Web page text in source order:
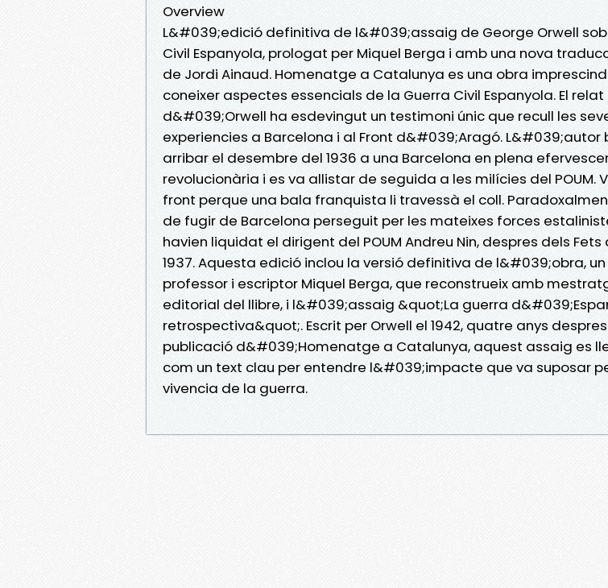
Overview
L&#039;edició definitiva de l&#039;assaig de George Orwell
Civil Espanyola, prologat per Miquel Berga i amb una nova
de Jordi Ainaud. Homenatge a Catalunya es una obra
coneixer aspectes essencials de la Guerra Civil Espanyola. El relat
d&#039;Orwell ha esdevingut un testimoni únic que recull les
experiencies a Barcelona i al Front d&#039;Aragó. L&#039;autor
arribar el desembre del 1936 a una Barcelona en plena
revolucionària i es va allistar de seguida a les milícies del POUM.
front perque una bala franquista li travessà el coll.
de fugir de Barcelona perseguit per les mateixes forces
havien liquidat el dirigent del POUM Andreu Nin, despres dels
1937. Aquesta edició inclou la versió definitiva de l&#039;obra,
professor i escriptor Miquel Berga, que reconstrueix amb
editorial del llibre, i l&#039;assaig &quot;La guerra
retrospectiva&quot;. Escrit per Orwell el 1942, quatre anys
publicació d&#039;Homenatge a Catalunya, aquest assaig es
com un text clau per entendre l&#039;impacte que va suposar
vivencia de la guerra.